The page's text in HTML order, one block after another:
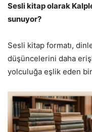
Sesli kitap olarak
sunuyor?
Sesli kitap formatı,
düşüncelerini daha
yolculuğa eşlik eden